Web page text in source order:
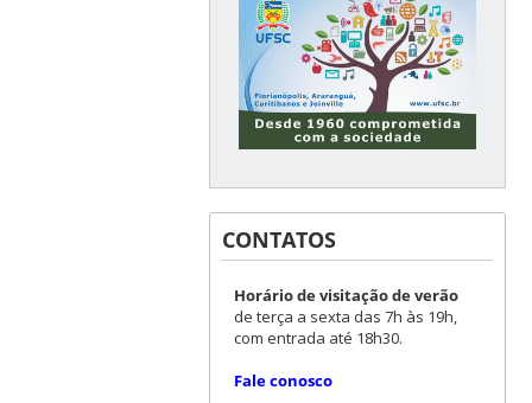
CONTATOS
Horário de visitação de verão
de terça a sexta das 7h às 19h,
com entrada até 18h30.
Fale conosco